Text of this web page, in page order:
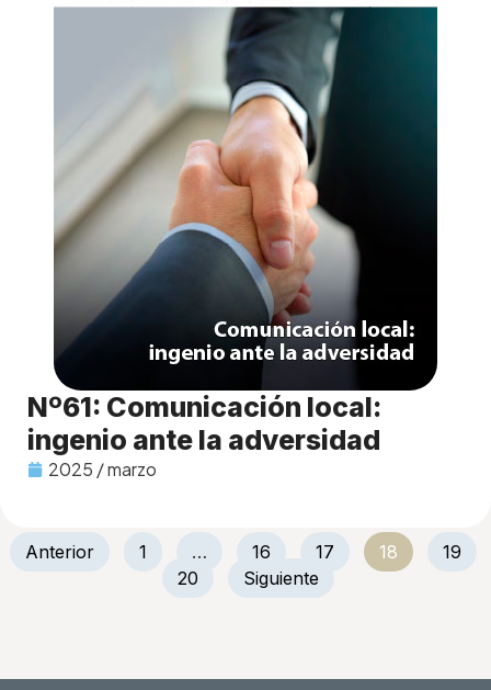
Nº61: Comunicación local:
ingenio ante la adversidad
2025 / marzo
Anterior 1 … 16 17 18
19
20
Siguiente